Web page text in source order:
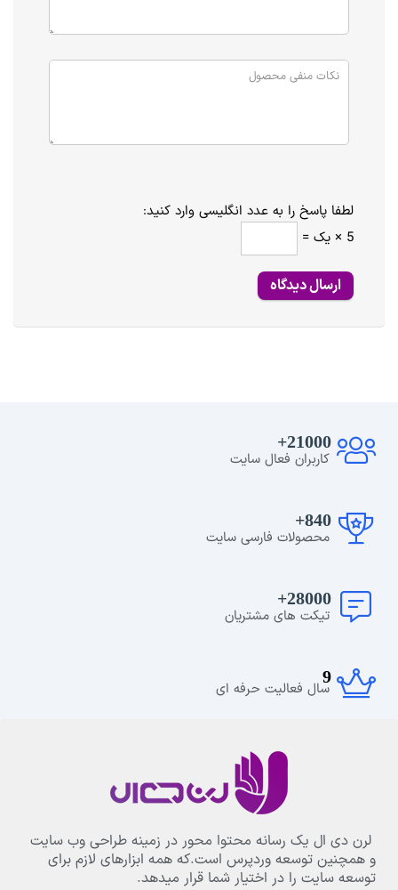
لطفا پاسخ را به عدد انگلیسی وارد کنید:
5 × یک =
21000+
کاربران فعال سایت
840+
محصولات فارسی سایت
28000+
تیکت های مشتریان
9
سال فعالیت حرفه ای
لرن دی ال یک رسانه محتوا محور در زمینه طراحی وب سایت
و همچنین توسعه وردپرس است.که همه ابزارهای لازم برای
توسعه سایت را در اختیار شما قرار میدهد.